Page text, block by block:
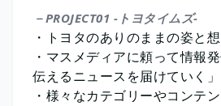
－PROJECT01 -トヨタイムズ-
・トヨタのありのままの姿
・マスメディアに頼って情報
伝えるニュースを届けてい
・様々なカテゴリーやコン